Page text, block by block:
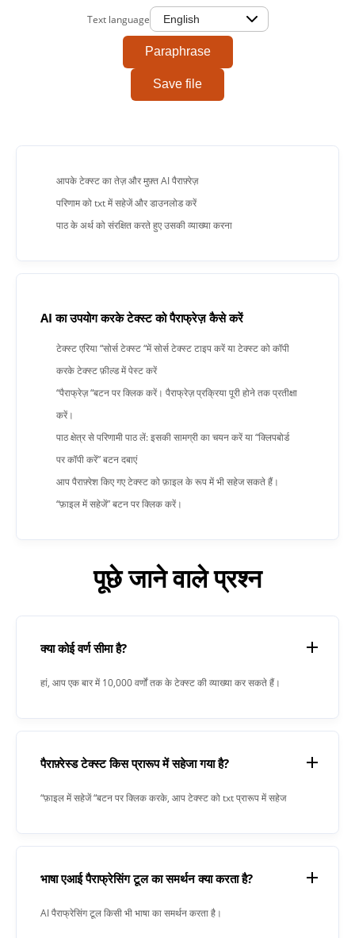
Text language
Paraphrase
Save file
आपके टेक्स्ट का तेज़ और मुफ़्त AI पैराफ़्रेज़
परिणाम को txt में सहेजें और डाउनलोड करें
पाठ के अर्थ को संरक्षित करते हुए उसकी व्याख्या करना
AI का उपयोग करके टेक्स्ट को पैराफ्रेज़ कैसे करें
टेक्स्ट एरिया “सोर्स टेक्स्ट “में सोर्स टेक्स्ट टाइप करें या टेक्स्ट को कॉपी
करके टेक्स्ट फ़ील्ड में पेस्ट करें
“पैराफ्रेज़ “बटन पर क्लिक करें। पैराफ्रेज़ प्रक्रिया पूरी होने तक प्रतीक्षा
करें।
पाठ क्षेत्र से परिणामी पाठ लें: इसकी सामग्री का चयन करें या “क्लिपबोर्ड
पर कॉपी करें” बटन दबाएं
आप पैराफ़्रेश किए गए टेक्स्ट को फ़ाइल के रूप में भी सहेज सकते हैं।
“फ़ाइल में सहेजें” बटन पर क्लिक करें।
पूछे जाने वाले प्रश्न
क्या कोई वर्ण सीमा है?
हां, आप एक बार में 10,000 वर्णों तक के टेक्स्ट की व्याख्या कर सकते हैं।
पैराफ़्रेस्ड टेक्स्ट किस प्रारूप में सहेजा गया है?
“फ़ाइल में सहेजें “बटन पर क्लिक करके, आप टेक्स्ट को txt प्रारूप में सहेज
भाषा एआई पैराफ्रेसिंग टूल का समर्थन क्या करता है?
AI पैराफ्रेसिंग टूल किसी भी भाषा का समर्थन करता है।